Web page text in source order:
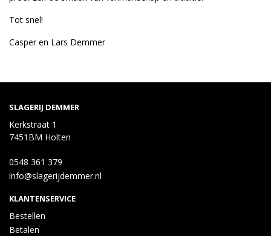
Tot snel!
Casper en Lars Demmer
SLAGERIJ DEMMER
Kerkstraat 1
7451BM Holten
0548 361 379
info@slagerijdemmer.nl
KLANTENSERVICE
Bestellen
Betalen